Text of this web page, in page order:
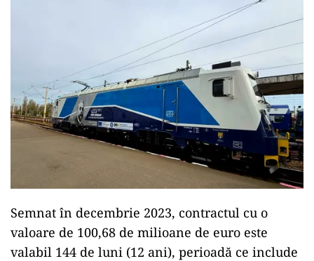
Semnat în decembrie 2023, contractul cu o
valoare de 100,68 de milioane de euro este
valabil 144 de luni (12 ani), perioadă ce include